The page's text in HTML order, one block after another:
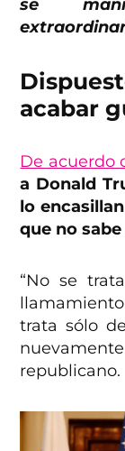
se
acabar
De acuerdo
a Donald
lo
que no
“No se
trata sólo
republicano.